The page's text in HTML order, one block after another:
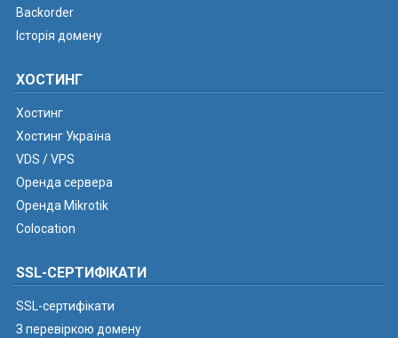
Backorder
Історія домену
ХОСТИНГ
Хостинг
Хостинг Україна
VDS / VPS
Оренда сервера
Оренда Mikrotik
Colocation
SSL-СЕРТИФІКАТИ
SSL-сертифікати
З перевіркою домену